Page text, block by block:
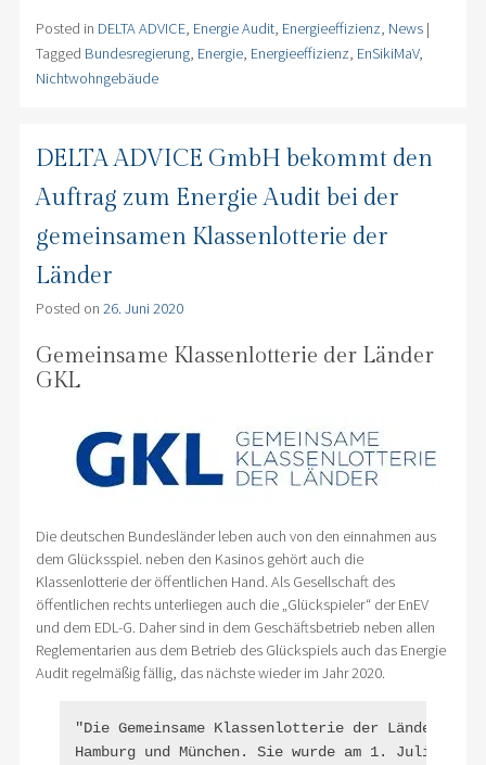
Posted in DELTA ADVICE, Energie Audit, Energieeffizienz, News |
Tagged Bundesregierung, Energie, Energieeffizienz, EnSikiMaV,
Nichtwohngebäude
DELTA ADVICE GmbH bekommt den
Auftrag zum Energie Audit bei der
gemeinsamen Klassenlotterie der
Länder
Posted on 26. Juni 2020
Gemeinsame Klassenlotterie der Länder
GKL
Die deutschen Bundesländer leben auch von den einnahmen aus
dem Glücksspiel. neben den Kasinos gehört auch die
Klassenlotterie der öffentlichen Hand. Als Gesellschaft des
öffentlichen rechts unterliegen auch die „Glückspieler“ der EnEV
und dem EDL-G. Daher sind in dem Geschäftsbetrieb neben allen
Reglementarien aus dem Betrieb des Glückspiels auch das Energie
Audit regelmäßig fällig, das nächste wieder im Jahr 2020.
"Die Gemeinsame Klassenlotterie der Länder
Hamburg und München. Sie wurde am 1. Juli